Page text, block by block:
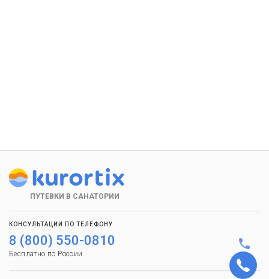
ПУТЕВКИ В САНАТОРИИ
КОНСУЛЬТАЦИИ ПО ТЕЛЕФОНУ
8 (800) 550-0810
Бесплатно по России